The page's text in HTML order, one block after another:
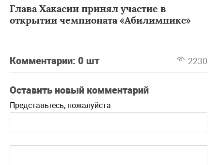
Глава Хакасии принял участие в
открытии чемпионата «Абилимпикс»
Комментарии: 0 шт 2230
Оставить новый комментарий
Представьтесь, пожалуйста